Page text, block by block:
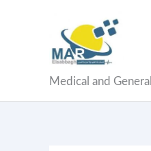
Medical and